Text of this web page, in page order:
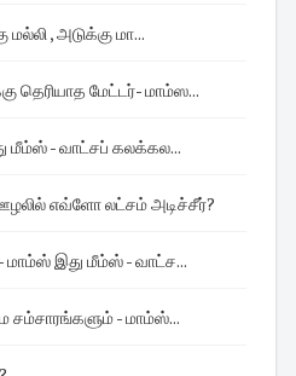
, அடுக்கு மல்லி , அடுக்கு மா...
தெரியாத மேட்டர்- மாம்ஸ...
மீம்ஸ் - வாட்சப் கலக்கல...
எவ்ளோ லட்சம் அடிச்சீர்?
மாம்ஸ் இது மீம்ஸ் - வாட்ச...
சம்சாரங்களும் - மாம்ஸ்...